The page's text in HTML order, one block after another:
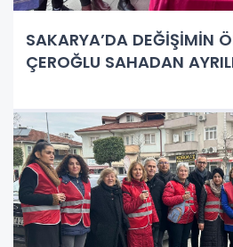
SAKARYA’DA DEĞİŞİMİN
ÇEROĞLU SAHADAN